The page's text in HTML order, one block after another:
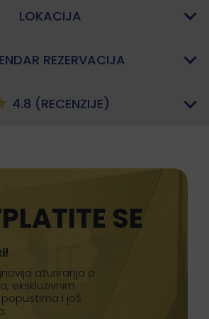
LOKACIJA
REZERVACIJA
4.8 (RECENZIJE)
SE
ažuriranja o
ekskluzivnim
i još